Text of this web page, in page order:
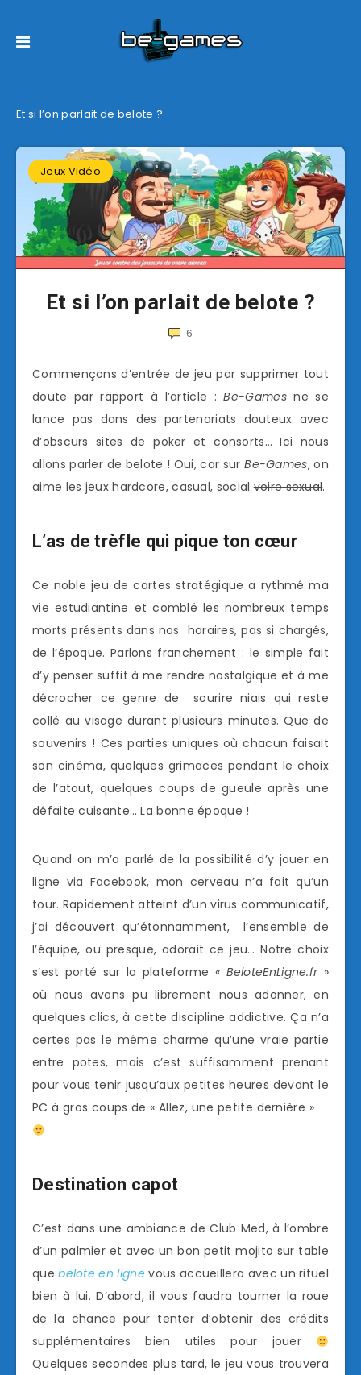
Et si l’on parlait de belote ?
Jeux Vidéo
Et si l’on parlait de belote ?
6
Commençons d’entrée de jeu par supprimer tout
doute par rapport à l’article :Be-Gamesne se
lance pas dans des partenariats douteux avec
d’obscurs sites de poker et consorts… Ici nous
allons parler de belote ! Oui, car surBe-Games, on
aime les jeux hardcore, casual, socialvoire sexual.
L’as de trèfle qui pique ton cœur
Ce noble jeu de cartes stratégique a rythmé ma
vie estudiantine et comblé les nombreux temps
morts présents dans nos horaires, pas si chargés,
de l’époque. Parlons franchement : le simple fait
d’y penser suffit à me rendre nostalgique et à me
décrocher ce genre de sourire niais qui reste
collé au visage durant plusieurs minutes. Que de
souvenirs ! Ces parties uniques où chacun faisait
son cinéma, quelques grimaces pendant le choix
de l’atout, quelques coups de gueule après une
défaite cuisante… La bonne époque !
Quand on m’a parlé de la possibilité d’y jouer en
ligne via Facebook, mon cerveau n’a fait qu’un
tour. Rapidement atteint d’un virus communicatif,
j’ai découvert qu’étonnamment, l’ensemble de
l’équipe, ou presque, adorait ce jeu… Notre choix
s’est porté sur la plateforme « BeloteEnLigne.fr»
où nous avons pu librement nous adonner, en
quelques clics, à cette discipline addictive. Ça n’a
certes pas le même charme qu’une vraie partie
entre potes, mais c’est suffisamment prenant
pour vous tenir jusqu’aux petites heures devant le
PC à gros coups de « Allez, une petite dernière »
Destination capot
C’est dans une ambiance de Club Med, à l’ombre
d’un palmier et avec un bon petit mojito sur table
quebelote en ligne vous accueillera avec un rituel
bien à lui. D’abord, il vous faudra tourner la roue
de la chance pour tenter d’obtenir des crédits
supplémentaires bien utiles pour jouer
Quelques secondes plus tard, le jeu vous trouvera